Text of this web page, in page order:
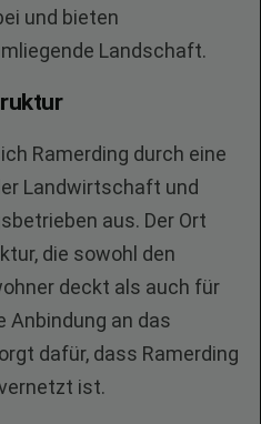
und bieten
Landschaft.
Ramerding durch eine
Landwirtschaft und
aus. Der Ort
die sowohl den
deckt als auch für
Anbindung an das
dafür, dass Ramerding
ist.